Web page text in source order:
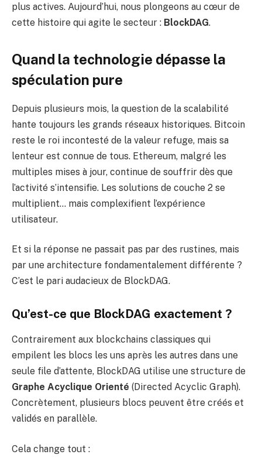
plus actives. Aujourd’hui, nous plongeons au cœur de
cette histoire qui agite le secteur : BlockDAG.
Quand la technologie dépasse la
spéculation pure
Depuis plusieurs mois, la question de la scalabilité
hante toujours les grands réseaux historiques. Bitcoin
reste le roi incontesté de la valeur refuge, mais sa
lenteur est connue de tous. Ethereum, malgré les
multiples mises à jour, continue de souffrir dès que
l’activité s’intensifie. Les solutions de couche 2 se
multiplient… mais complexifient l’expérience
utilisateur.
Et si la réponse ne passait pas par des rustines, mais
par une architecture fondamentalement différente ?
C’est le pari audacieux de BlockDAG.
Qu’est-ce que BlockDAG exactement ?
Contrairement aux blockchains classiques qui
empilent les blocs les uns après les autres dans une
seule file d’attente, BlockDAG utilise une structure de
Graphe Acyclique Orienté (Directed Acyclic Graph).
Concrètement, plusieurs blocs peuvent être créés et
validés en parallèle.
Cela change tout :